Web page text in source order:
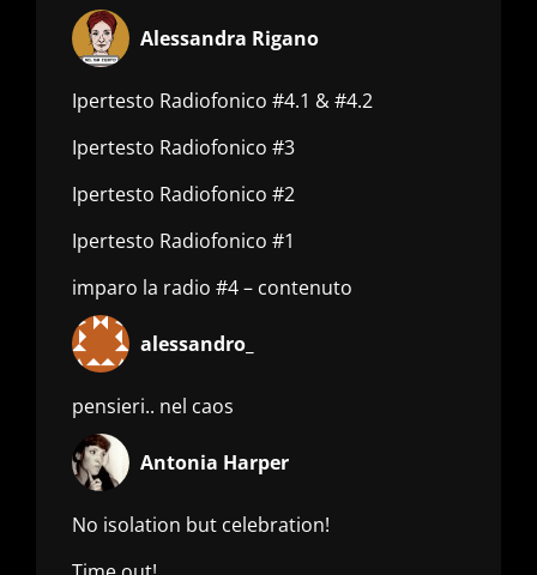
Alessandra Rigano
Ipertesto Radiofonico #4.1 & #4.2
Ipertesto Radiofonico #3
Ipertesto Radiofonico #2
Ipertesto Radiofonico #1
imparo la radio #4 – contenuto
alessandro_
pensieri.. nel caos
Antonia Harper
No isolation but celebration!